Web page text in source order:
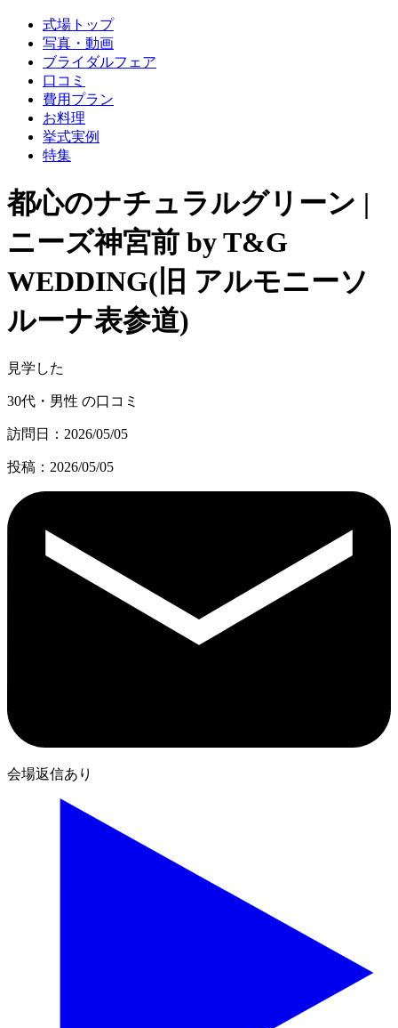
式場トップ
写真・動画
ブライダルフェア
口コミ
費用プラン
お料理
挙式実例
特集
都心のナチュラルグリーン |
ニーズ神宮前 by T&G
WEDDING(旧 アルモニーソ
ルーナ表参道)
見学した
30代・男性 の口コミ
訪問日：2026/05/05
投稿：2026/05/05
会場返信あり